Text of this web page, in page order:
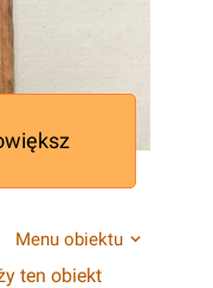
Menu obiektu
ten obiekt